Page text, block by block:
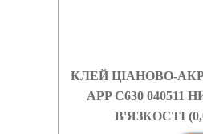
КЛЕЙ ЦІАНОВО-
APP C630 040511
В'ЯЗКОСТІ